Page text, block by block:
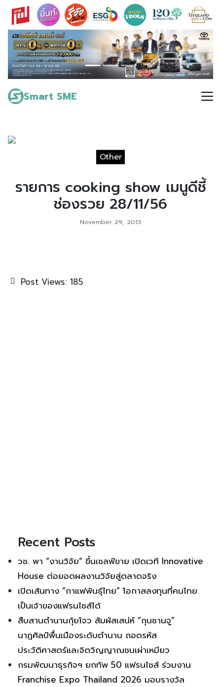
Skip
content
Smart SME
Search
for:
Other
รายการ cooking show เมนูดีชี้
ช่องรวย 28/11/56
November 29, 2013
Post Views: 185
Recent Posts
วช. พา “งานวิจัย” ขึ้นเชลฟ์ขาย เปิดเวที Innovative
House ต่อยอดผลงานวิจัยสู่ตลาดจริง
เปิดเส้นทาง “กาแฟพันธุ์ไทย” โอกาสลงทุนที่คนไทย
เป็นเจ้าของแฟรนไชส์ได้
สืบสานตำนานกุ้ยโจว สัมผัสเสน่ห์ “กุนซานจู”
นาฏศิลป์พื้นเมืองระดับตำนาน ถอดรหัส
ประวัติศาสตร์และจิตวิญญาณชนเผ่าเหมียว
กรมพัฒนาธุรกิจฯ ยกทัพ 50 แฟรนไชส์ ร่วมงาน
Franchise Expo Thailand 2026 มอบรางวัล